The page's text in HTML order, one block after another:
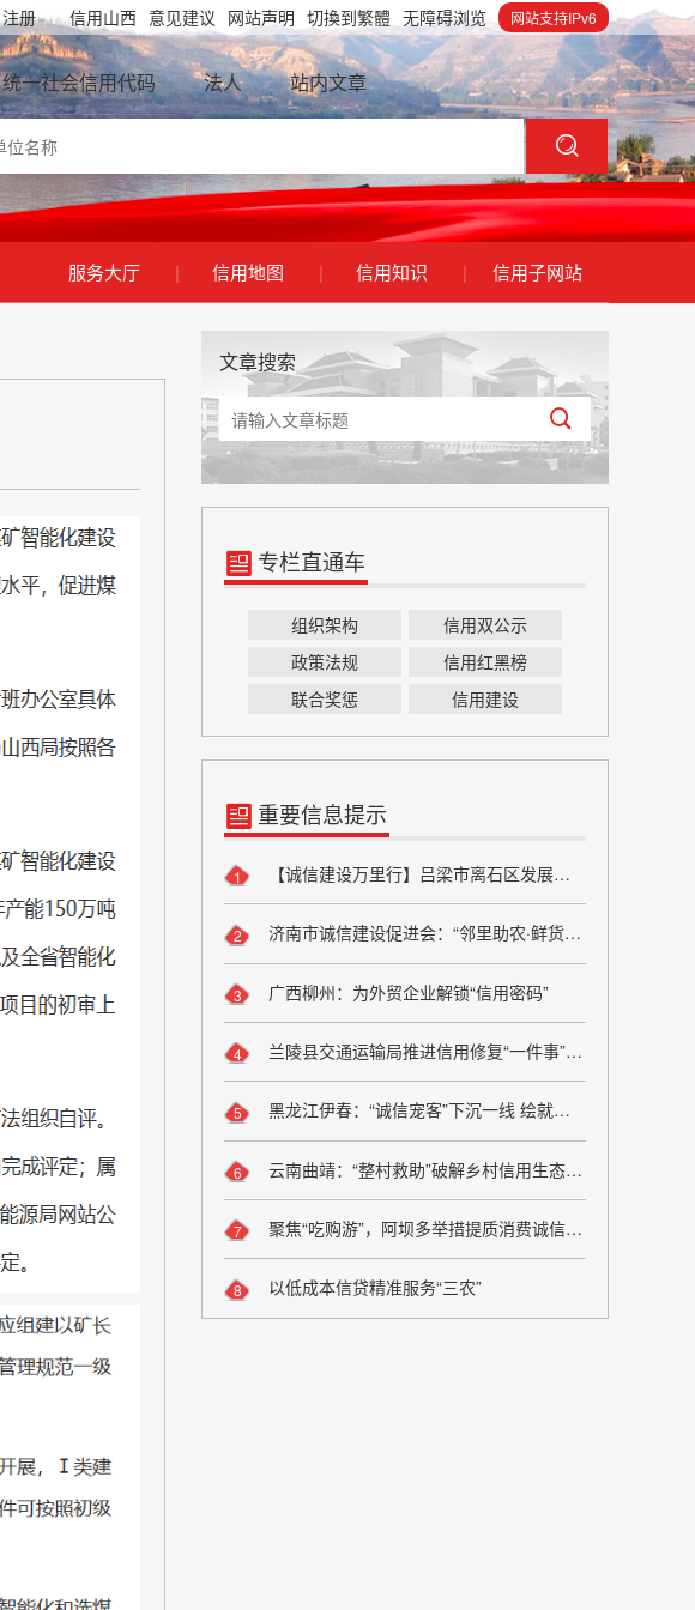
网站支持IPv6
无障碍浏览
切換到繁體
网站声明
意见建议
信用山西
注册
统一社会信用代码 法人 站内文章
服务大厅 | 信用地图 | 信用知识 | 信用子网站
文章搜索
专栏直通车
组织架构
信用双公示
政策法规
信用红黑榜
联合奖惩
信用建设
重要信息提示
【诚信建设万里行】吕梁市离石区发展和改革局严守粮食安全底线 弘扬粮食行业诚信风尚
1
济南市诚信建设促进会：“邻里助农·鲜货进社区”座谈会成功举办 搭建“田间到餐桌”直供桥梁
2
广西柳州：为外贸企业解锁“信用密码”
3
兰陵县交通运输局推进信用修复“一件事”改革
4
黑龙江伊春：“诚信宠客”下沉一线 绘就旅游服务新图景
5
云南曲靖：“整村救助”破解乡村信用生态修复难题
6
聚焦“吃购游”，阿坝多举措提质消费诚信维权
7
以低成本信贷精准服务“三农”
8